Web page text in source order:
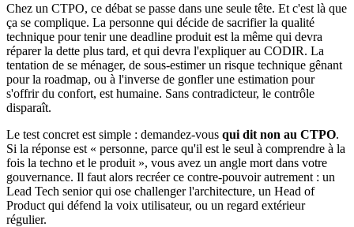
Chez un CTPO, ce débat se passe dans une seule tête. Et c'est là que
ça se complique. La personne qui décide de sacrifier la qualité
technique pour tenir une deadline produit est la même qui devra
réparer la dette plus tard, et qui devra l'expliquer au CODIR. La
tentation de se ménager, de sous-estimer un risque technique gênant
pour la roadmap, ou à l'inverse de gonfler une estimation pour
s'offrir du confort, est humaine. Sans contradicteur, le contrôle
disparaît.
Le test concret est simple : demandez-vous qui dit non au CTPO.
Si la réponse est « personne, parce qu'il est le seul à comprendre à la
fois la techno et le produit », vous avez un angle mort dans votre
gouvernance. Il faut alors recréer ce contre-pouvoir autrement : un
Lead Tech senior qui ose challenger l'architecture, un Head of
Product qui défend la voix utilisateur, ou un regard extérieur
régulier.